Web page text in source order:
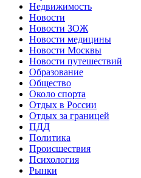
Недвижимость
Новости
Новости ЗОЖ
Новости медицины
Новости Москвы
Новости путешествий
Образование
Общество
Около спорта
Отдых в России
Отдых за границей
ПДД
Политика
Происшествия
Психология
Рынки